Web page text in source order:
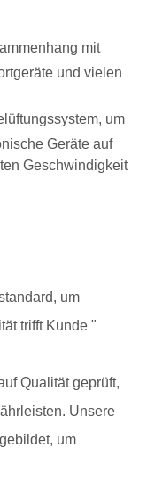
mit
und vielen
um
Geräte auf
Geschwindigkeit
um
trifft Kunde "
Qualität geprüft,
Unsere
um